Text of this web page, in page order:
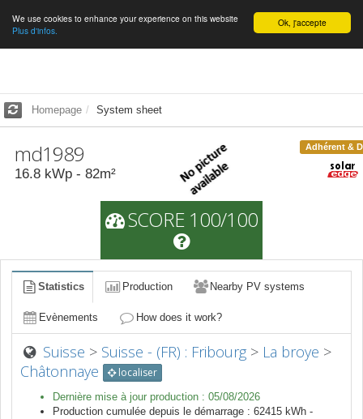
English Ok, j'accepte
We use cookies to enhance your experience on this website
Plus d'infos.
Homepage System sheet
md1989
16.8 kWp - 82m²
Adhérent &
SCORE 100/100
Statistics Production Nearby PV systems
Evènements How does it work?
Suisse > Suisse - (FR) : Fribourg > La broye >
Châtonnaye
localiser
Dernière mise à jour production : 05/08/2026
Production cumulée depuis le démarrage : 62415 kWh -